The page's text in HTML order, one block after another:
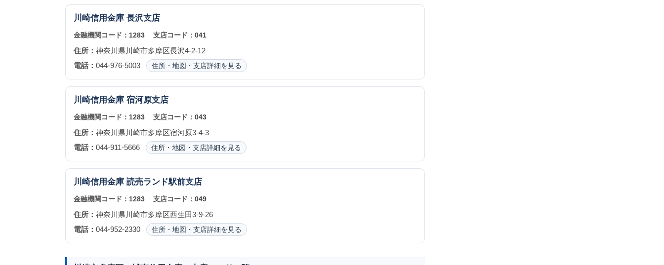
川崎信用金庫 長沢支店
金融機関コード： 1283 支店コード： 041
住所： 神奈川県川崎市多摩区長沢4-2-12
電話： 044-976-5003 住所・地図・支店詳細を見る
川崎信用金庫 宿河原支店
金融機関コード： 1283 支店コード： 043
住所： 神奈川県川崎市多摩区宿河原3-4-3
電話： 044-911-5666 住所・地図・支店詳細を見る
川崎信用金庫 読売ランド駅前支店
金融機関コード： 1283 支店コード： 049
住所： 神奈川県川崎市多摩区西生田3-9-26
電話： 044-952-2330 住所・地図・支店詳細を見る